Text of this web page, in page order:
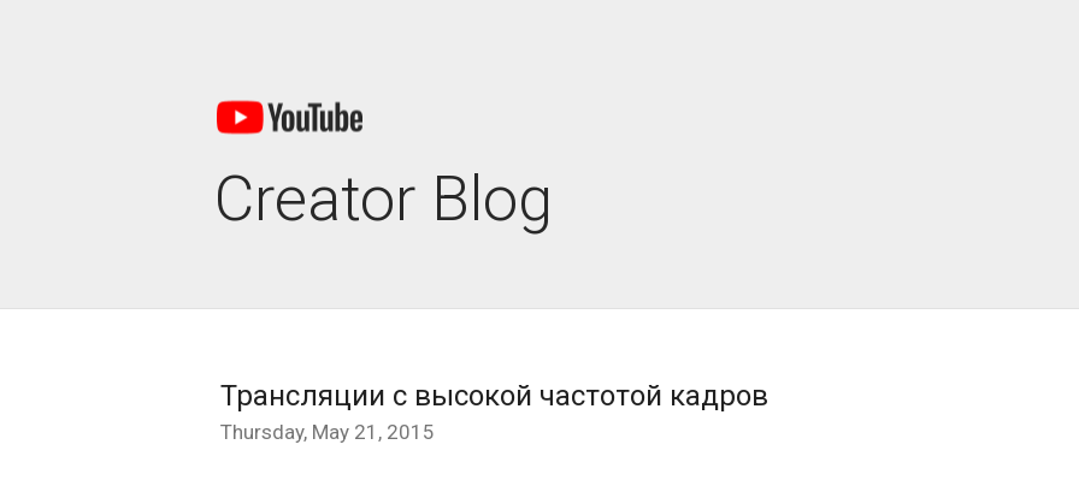
Creator Blog
Трансляции с высокой частотой кадров
Thursday, May 21, 2015